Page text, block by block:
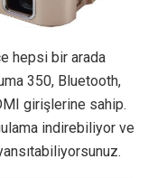
hepsi bir arada
350, Bluetooth,
girişlerine sahip.
indirebiliyor ve